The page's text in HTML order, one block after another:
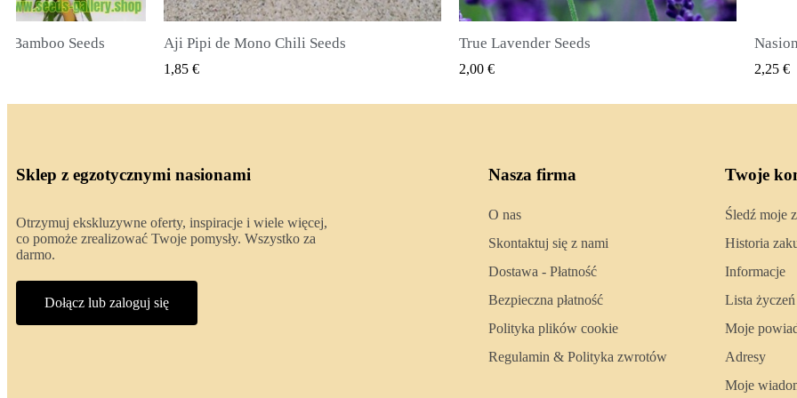
Seeds SZYBKI PODGLĄD
True Lavender Seeds
2,00 €
SZYBKI PODGLĄD
Nasiona ziela angielskiego (Pimenta dioica)
2,25 € 2,50 €
Sklep z egzotycznymi nasionami
Otrzymuj ekskluzywne oferty, inspiracje i wiele więcej,
co pomoże zrealizować Twoje pomysły. Wszystko za
darmo.
Dołącz lub zaloguj się
Nasza firma
O nas
Skontaktuj się z nami
Dostawa - Płatność
Bezpieczna płatność
Polityka plików cookie
Regulamin & Polityka zwrotów
Twoje
Śledź moje
Historia
Informacje
Lista życzeń
Moje
Adresy
Moje